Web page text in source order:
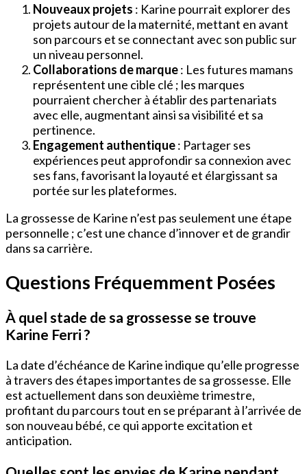
Nouveaux projets : Karine pourrait explorer des
projets autour de la maternité, mettant en avant
son parcours et se connectant avec son public sur
un niveau personnel.
Collaborations de marque: Les futures mamans
représentent une cible clé ; les marques
pourraient chercher à établir des partenariats
avec elle, augmentant ainsi sa visibilité et sa
pertinence.
Engagement authentique: Partager ses
expériences peut approfondir sa connexion avec
ses fans, favorisant la loyauté et élargissant sa
portée sur les plateformes.
La grossesse de Karine n’est pas seulement une étape
personnelle ; c’est une chance d’innover et de grandir
dans sa carrière.
Questions Fréquemment Posées
À quel stade de sa grossesse se trouve
Karine Ferri ?
La date d’échéance de Karine indique qu’elle progresse
à travers des étapes importantes de sa grossesse. Elle
est actuellement dans son deuxième trimestre,
profitant du parcours tout en se préparant à l’arrivée de
son nouveau bébé, ce qui apporte excitation et
anticipation.